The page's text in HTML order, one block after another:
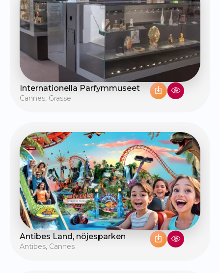
Internationella Parfymmuseet
Cannes, Grasse
Antibes Land, nöjesparken
Antibes, Cannes